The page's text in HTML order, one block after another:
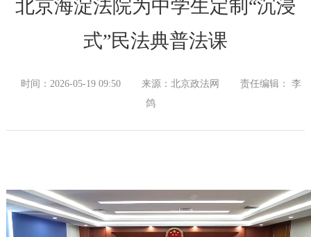
北京海淀法院为中学生定制“沉浸
式”民法典普法课
时间：2026-05-19 09:50 来源：北京政法网
责任编辑： 李
鸽